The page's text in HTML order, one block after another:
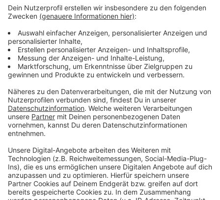
Wir benötigen Ihre
Video-Service zu laden!
Wir verwenden einen Service eines
Drittanbieters, um Videoinhalte
einzubetten. Dieser Service kann
Daten zu Ihren Aktivitäten
sammeln. Bitte lesen Sie die
Details durch und stimmen Sie der
Nutzung des Service zu, um dieses
Mehr Informationen
Akzeptieren
Sarah Connor - Bye Bye (Official Video)
Anzeige